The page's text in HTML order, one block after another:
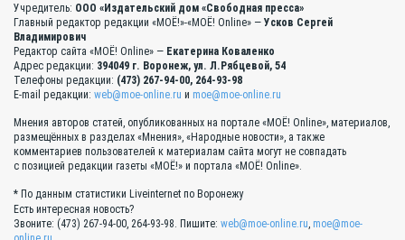
Учредитель: ООО «Издательский дом «Свободная пресса»
Главный редактор редакции «МОЁ!»-«МОЁ! Online» — Усков Сергей
Владимирович
Редактор сайта «МОЁ! Online» — Екатерина Коваленко
Адрес редакции: 394049 г. Воронеж, ул. Л.Рябцевой, 54
Телефоны редакции: (473) 267-94-00, 264-93-98
E-mail редакции: web@moe-online.ru и moe@moe-online.ru
Мнения авторов статей, опубликованных на портале «МОЁ! Online», материалов,
размещённых в разделах «Мнения», «Народные новости», а также
комментариев пользователей к материалам сайта могут не совпадать
с позицией редакции газеты «МОЁ!» и портала «МОЁ! Online».
* По данным статистики Liveinternet по Воронежу
Есть интересная новость?
Звоните: (473) 267-94-00, 264-93-98. Пишите: web@moe-online.ru, moe@moe-